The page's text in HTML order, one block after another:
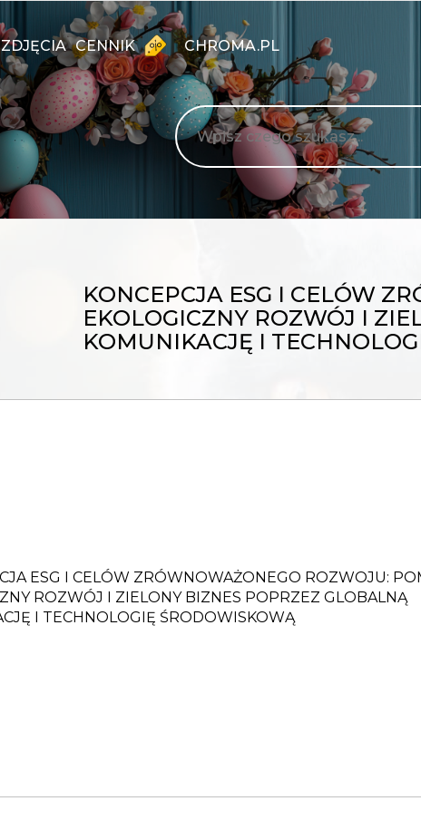
ZDJĘCIA CENNIK CHROMA.PL
KONCEPCJA ESG I CELÓW
EKOLOGICZNY ROZWÓJ I
KOMUNIKACJĘ I